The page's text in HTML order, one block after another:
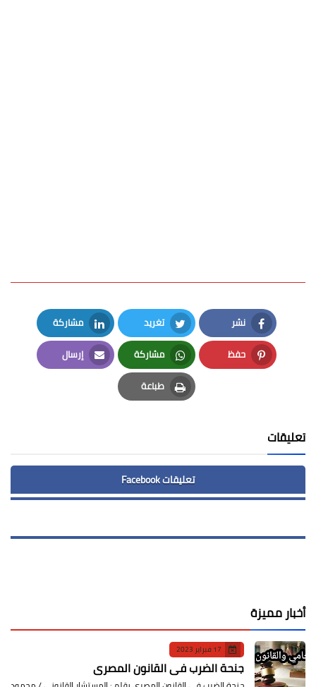
نشر
Facebook
تغريد
Twitter
مشاركة
LinkedIn
حفظ
Pinterest
مشاركة
Whatsapp
إرسال
Email
طباعة
Print
تعليقات
تعليقات Facebook
أخبار مميزة
17 فبراير 2023
جنحة الضرب في القانون المصري